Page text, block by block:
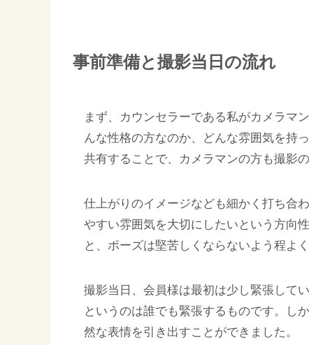
事前準備と撮影当日の流れ
まず、カウンセラーである私がカメラマ
んな性格の方なのか、どんな雰囲気を持
共有することで、カメラマンの方も撮影
仕上がりのイメージなども細かく打ち合
やすい雰囲気を大切にしたいという方向
と、ポーズは堅苦しくならないよう程よ
撮影当日、会員様は最初は少し緊張して
というのは誰でも緊張するものです。し
然な表情を引き出すことができました。